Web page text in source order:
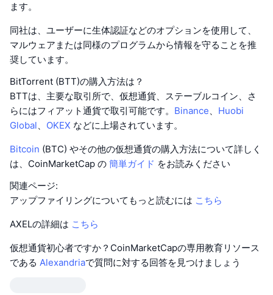
ます。
同社は、ユーザーに生体認証などのオプションを使用して、
マルウェアまたは同様のプログラムから情報を守ることを推
奨しています。
BitTorrent (BTT)の購入方法は？
BTTは、主要な取引所で、仮想通貨、ステーブルコイン、さ
らにはフィアット通貨で取引可能です。 Binance、 Huobi
Global、 OKEX などに上場されています。
Bitcoin (BTC) やその他の仮想通貨の購入方法について詳しく
は、CoinMarketCap の 簡単ガイド をお読みください
関連ページ:
アップファイリングについてもっと読むには こちら
AXELの詳細は こちら
仮想通貨初心者ですか？CoinMarketCapの専用教育リソース
である Alexandriaで質問に対する回答を見つけましょう